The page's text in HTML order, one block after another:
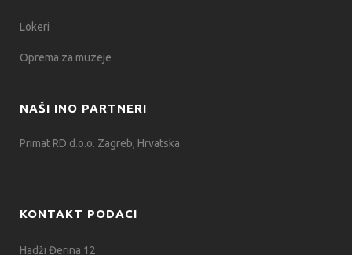
Lokeri
Oprema za muzeje
NAŠI INO PARTNERI
Primat RD d.o.o. Zagreb, Hrvatska
KONTAKT PODACI
Hadži Đerina 12